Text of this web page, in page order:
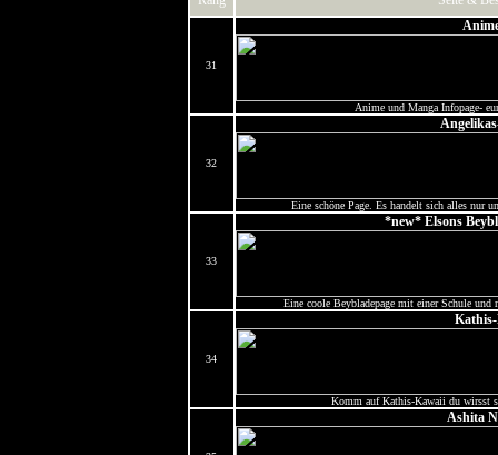
31
Anime und Manga Infopage-
32
Eine schöne Page. Es handelt sich alles nur
33
*new* Elsons
Eine coole Beybladepage mit einer Schule
34
Komm auf Kathis-Kawaii du wirsst
Ashita